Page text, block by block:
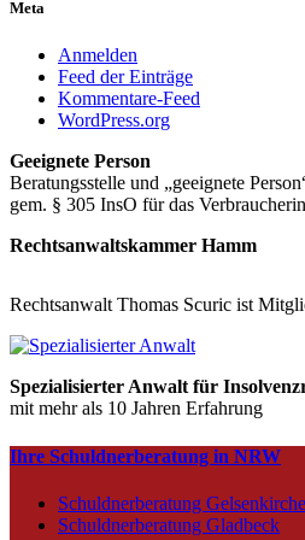
Meta
Anmelden
Feed der Einträge
Kommentare-Feed
WordPress.org
Geeignete Person
Beratungsstelle und „geeignete
gem. § 305 InsO für das
Rechtsanwaltskammer Hamm
Rechtsanwalt Thomas Scuric ist
Spezialisierter Anwalt für
mit mehr als 10 Jahren Erfahrung
Ihre Schuldnerberatung in NRW
Schuldnerberatung
Schuldnerberatung Gladbeck